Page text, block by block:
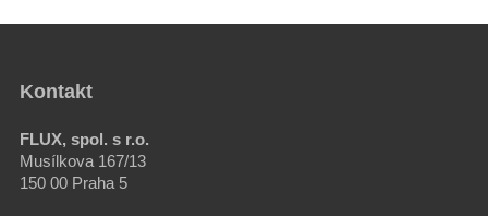
Kontakt
FLUX, spol. s r.o.
Musílkova 167/13
150 00 Praha 5